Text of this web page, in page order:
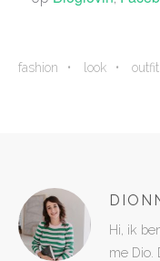
fashion look outfit
Hi, ik
me Dio.